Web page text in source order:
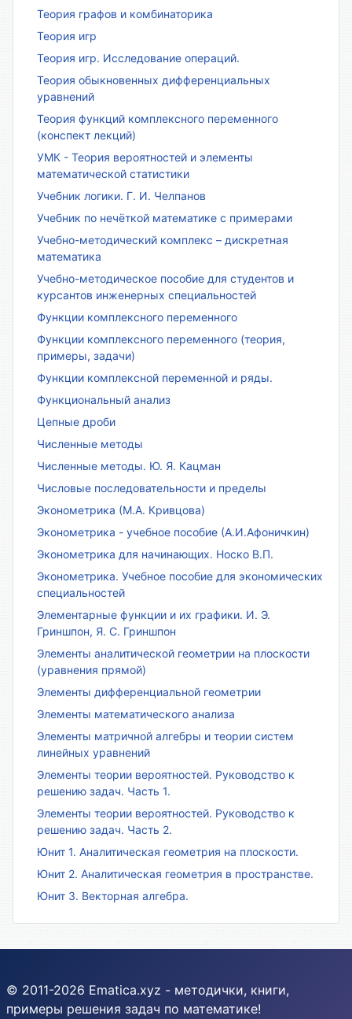
Теория графов и комбинаторика
Теория игр
Теория игр. Исследование операций.
Теория обыкновенных дифференциальных
уравнений
Теория функций комплексного переменного
(конспект лекций)
УМК - Теория вероятностей и элементы
математической статистики
Учебник логики. Г. И. Челпанов
Учебник по нечёткой математике с примерами
Учебно-методический комплекс – дискретная
математика
Учебно-методическое пособие для студентов и
курсантов инженерных специальностей
Функции комплексного переменного
Функции комплексного переменного (теория,
примеры, задачи)
Функции комплексной переменной и ряды.
Функциональный анализ
Цепные дроби
Численные методы
Численные методы. Ю. Я. Кацман
Числовые последовательности и пределы
Эконометрика (М.А. Кривцова)
Эконометрика - учебное пособие (А.И.Афоничкин)
Эконометрика для начинающих. Носко В.П.
Эконометрика. Учебное пособие для экономических
специальностей
Элементарные функции и их графики. И. Э.
Гриншпон, Я. С. Гриншпон
Элементы аналитической геометрии на плоскости
(уравнения прямой)
Элементы дифференциальной геометрии
Элементы математического анализа
Элементы матричной алгебры и теории систем
линейных уравнений
Элементы теории вероятностей. Руководство к
решению задач. Часть 1.
Элементы теории вероятностей. Руководство к
решению задач. Часть 2.
Юнит 1. Аналитическая геометрия на плоскости.
Юнит 2. Аналитическая геометрия в пространстве.
Юнит 3. Векторная алгебра.
© 2011-2026 Ematica.xyz - методички, книги,
примеры решения задач по математике!